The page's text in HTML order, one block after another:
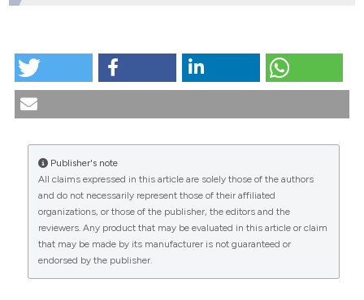
CITATIONS
0 0
Editing genetico: nuova questione bioetica? / Gene
More Citation Formats
Publisher's note
All claims expressed in this article are solely those of the authors
and do not necessarily represent those of their affiliated
organizations, or those of the publisher, the editors and the
reviewers. Any product that may be evaluated in this article or claim
that may be made by its manufacturer is not guaranteed or
endorsed by the publisher.